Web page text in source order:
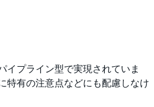
プライン型で実現されていま
特有の注意点などにも配慮しなけ